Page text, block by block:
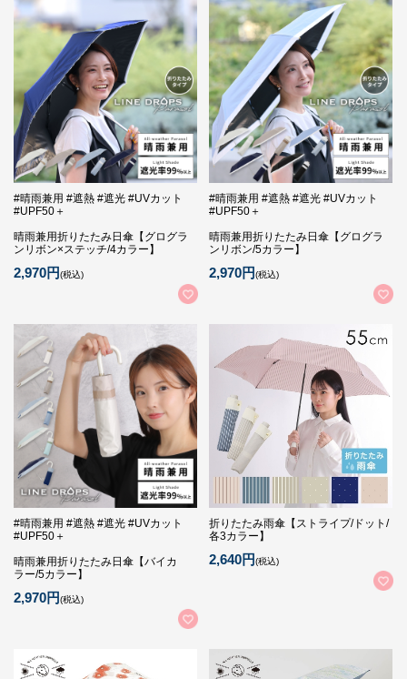
#晴雨兼用 #遮熱 #遮光 #UVカット
#UPF50＋
晴雨兼用折りたたみ日傘【グログラ
ンリボン×ステッチ/4カラー】
2,970円(税込)
#晴雨兼用 #遮熱 #遮光 #UVカット
#UPF50＋
晴雨兼用折りたたみ日傘【グログラ
ンリボン/5カラー】
2,970円(税込)
#晴雨兼用 #遮熱 #遮光 #UVカット
#UPF50＋
晴雨兼用折りたたみ日傘【バイカ
ラー/5カラー】
2,970円(税込)
折りたたみ雨傘【ストライプ/ドット/
各3カラー】
2,640円(税込)